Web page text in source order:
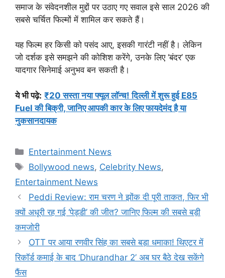
समाज के संवेदनशील मुद्दों पर उठाए गए सवाल इसे साल 2026 की
सबसे चर्चित फिल्मों में शामिल कर सकते हैं।
यह फिल्म हर किसी को पसंद आए, इसकी गारंटी नहीं है। लेकिन
जो दर्शक इसे समझने की कोशिश करेंगे, उनके लिए ‘बंदर’ एक
यादगार सिनेमाई अनुभव बन सकती है।
ये भी पढ़े: ₹20 सस्ता नया फ्यूल लॉन्च! दिल्ली में शुरू हुई E85
Fuel की बिक्री, जानिए आपकी कार के लिए फायदेमंद है या
नुकसानदायक
Categories
Entertainment News
Tags
Bollywood news, Celebrity News,
Entertainment News
Peddi Review: राम चरण ने झोंक दी पूरी ताकत, फिर भी
क्यों अधूरी रह गई ‘पेड्डी’ की जीत? जानिए फिल्म की सबसे बड़ी
कमजोरी
OTT पर आया रणवीर सिंह का सबसे बड़ा धमाका! थिएटर में
रिकॉर्ड कमाई के बाद ‘Dhurandhar 2’ अब घर बैठे देख सकेंगे
फैंस